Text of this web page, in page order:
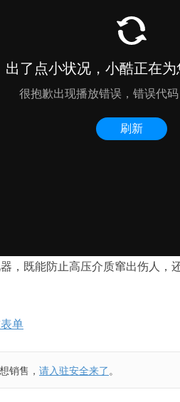
，既能防止高压介质窜出伤人，
单
销售， 请入驻安全来了。